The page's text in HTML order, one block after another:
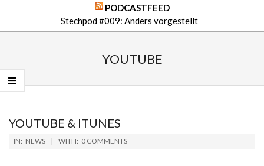
PODCASTFEED
Stechpod #009: Anders vorgestellt
Menu
YOUTUBE
YOUTUBE & ITUNES
2019-
IN: NEWS WITH: 0 COMMENTS